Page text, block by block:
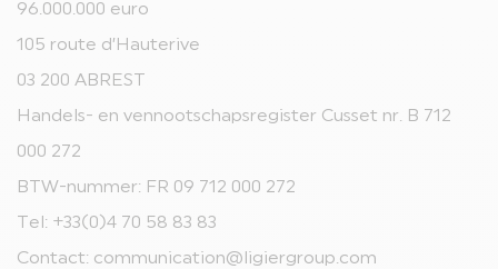
96.000.000 euro
105 route d’Hauterive
03 200 ABREST
Handels- en vennootschapsregister Cusset nr. B 712
000 272
BTW-nummer: FR 09 712 000 272
Tel: +33(0)4 70 58 83 83
Contact: communication@ligiergroup.com